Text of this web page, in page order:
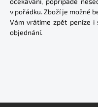
v pořádku. Zboží je možné
Vám vrátíme zpět peníze
objednání.